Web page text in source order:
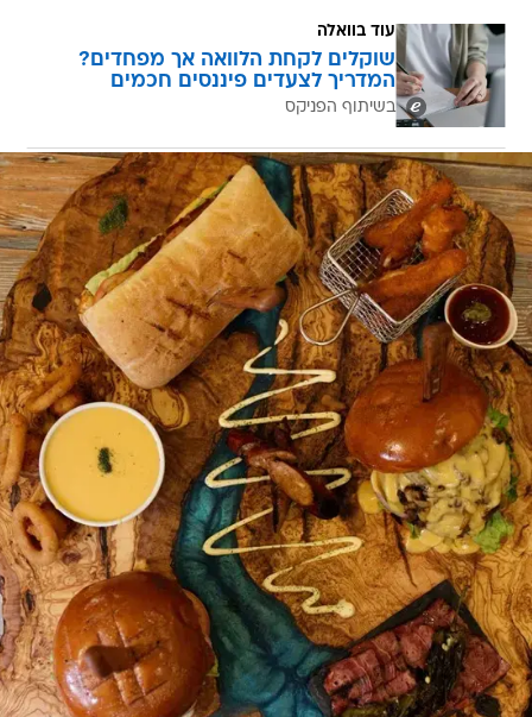
עוד בוואלה
שוקלים לקחת הלוואה אך מפחדים?
המדריך לצעדים פיננסים חכמים
בשיתוף הפניקס